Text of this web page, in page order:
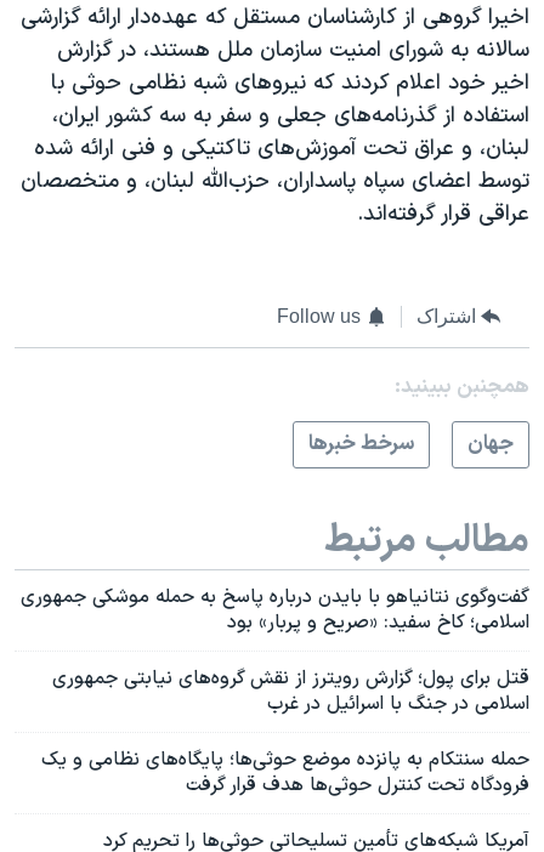
اخیرا گروهی از کارشناسان مستقل که عهده‌دار ارائه گزارشی
سالانه به شورای امنیت سازمان ملل هستند، در گزارش
اخیر خود اعلام کردند که نیروهای شبه نظامی حوثی با
استفاده از گذرنامه‌های جعلی و سفر به سه کشور ایران،
لبنان، و عراق تحت آموزش‌های تاکتیکی و فنی ارائه شده
توسط اعضای سپاه پاسداران، حزب‌الله لبنان، و متخصصان
عراقی قرار گرفته‌اند.
اشتراک Follow us
همچنبن ببینید:
جهان
سرخط خبرها
مطالب مرتبط
گفت‌وگوی نتانیاهو با بایدن درباره پاسخ به حمله موشکی جمهوری
اسلامی؛ کاخ سفید: «صریح و پربار» بود
قتل برای پول؛ گزارش رویترز از نقش گروه‌های نیابتی جمهوری
اسلامی در جنگ با اسرائیل در غرب
حمله سنتکام به پانزده موضع حوثی‌ها؛ پایگاه‌های نظامی و یک
فرودگاه تحت کنترل حوثی‌ها هدف قرار گرفت
آمریکا شبکه‌های تأمین تسلیحاتی حوثی‌ها را تحریم کرد